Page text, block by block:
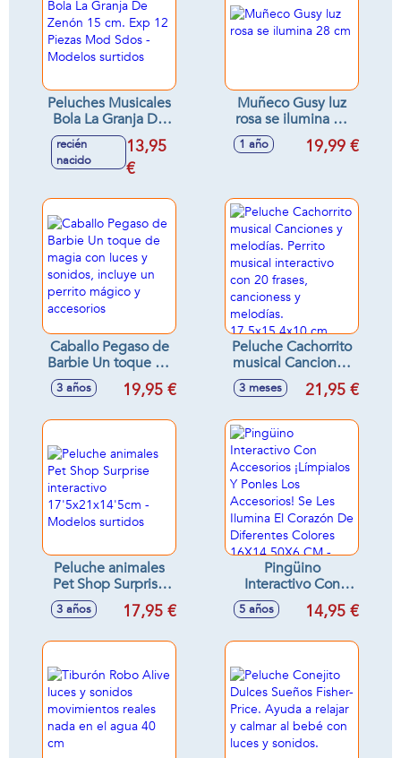
Peluches Musicales
Bola La Granja De
Zenón 15 cm. Exp
12 Piezas Mod
Sdos - Modelos
recién
nacido
13,95
€
Muñeco Gusy luz
rosa se ilumina 28
1 año 19,99 €
Caballo Pegaso de
Barbie Un toque de
magia con luces y
sonidos, incluye un
3 años 19,95 €
Peluche Cachorrito
musical Canciones
y melodías. Perrito
musical interactivo
cancioness y
melodías.
17,5x15,4x10 cm
3 meses 21,95 €
Peluche animales
Pet Shop Surprise
interactivo
17'5x21x14'5cm -
3 años 17,95 €
Pingüino
Interactivo Con
Accesorios
¡Límpialos Y Ponles
Diferentes Colores
16X14.50X6 CM -
Modelos surtidos
5 años 14,95 €